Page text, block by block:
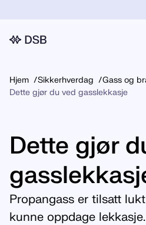
Hjem Sikkerhverdag
Gass og
Dette gjør du ved gasslekkasje
Dette gjør
Propangass er tilsatt
kunne oppdage